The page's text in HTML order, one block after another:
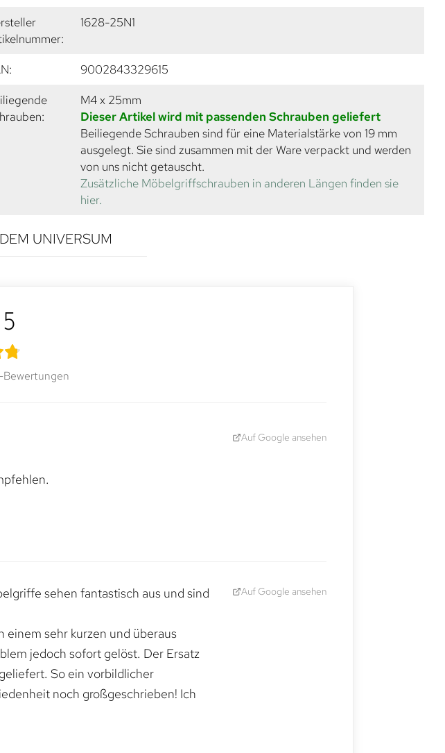
1628-25N1
9002843329615
M4 x 25mm
Dieser Artikel wird mit passenden Schrauben geliefert
Beiliegende Schrauben sind für eine Materialstärke von 19 mm
ausgelegt. Sie sind zusammen mit der Ware verpackt und werden
von uns nicht getauscht.
Zusätzliche Möbelgriffschrauben in anderen Längen finden sie
hier.
UNIVERSUM
Auf Google ansehen
sehen fantastisch aus und sind
sehr kurzen und überaus
jedoch sofort gelöst. Der Ersatz
So ein vorbildlicher
noch großgeschrieben! Ich
Auf Google ansehen